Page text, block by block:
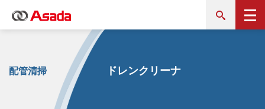
配管清掃 ドレンクリーナ